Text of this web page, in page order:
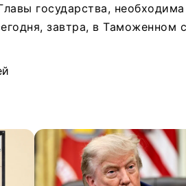
государства,
завтра, в Таможенном